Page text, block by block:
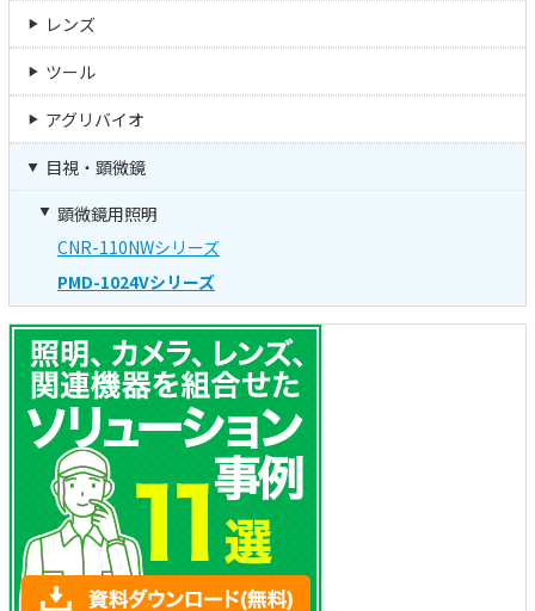
レンズ
ツール
アグリバイオ
目視・顕微鏡
顕微鏡用照明
CNR-110NWシリーズ
PMD-1024Vシリーズ